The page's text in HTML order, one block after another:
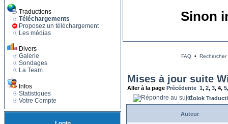
Traductions
Téléchargements
Proposez un téléchargement
Les médias
Divers
Galerie
Sondages
La Team
Infos
Statistiques
Votre Compte
Sinon
FAQ • Rechercher
Mises à jour suite
Aller à la page Précédente 1, 2, 3, 4, 5
Colok
Auteur